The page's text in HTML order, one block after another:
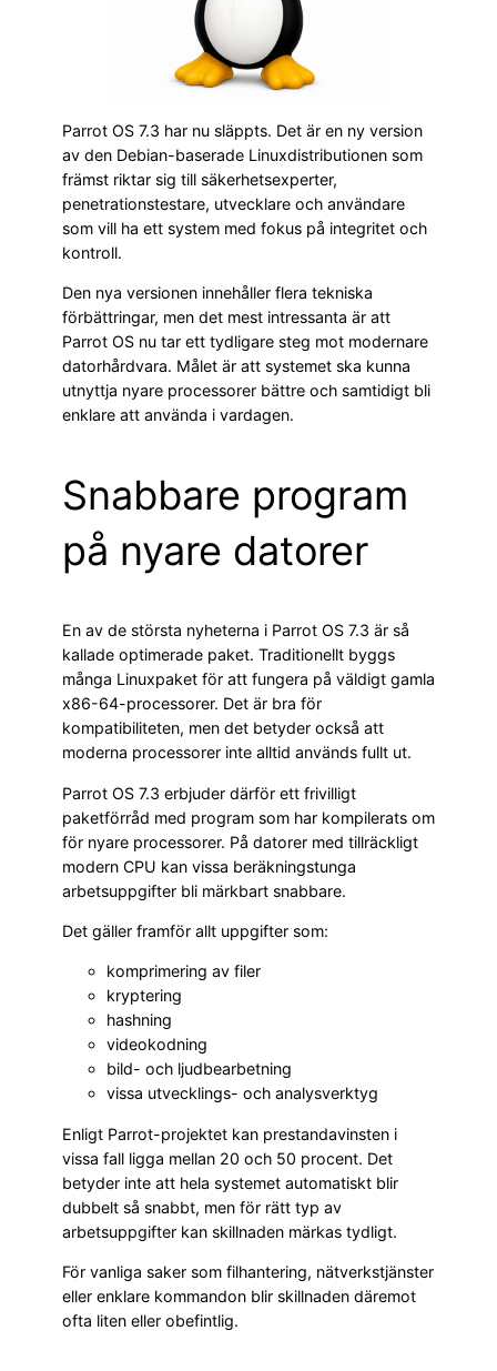
Parrot OS 7.3 har nu släppts. Det är en ny version
av den Debian-baserade Linuxdistributionen som
främst riktar sig till säkerhetsexperter,
penetrationstestare, utvecklare och användare
som vill ha ett system med fokus på integritet och
kontroll.
Den nya versionen innehåller flera tekniska
förbättringar, men det mest intressanta är att
Parrot OS nu tar ett tydligare steg mot modernare
datorhårdvara. Målet är att systemet ska kunna
utnyttja nyare processorer bättre och samtidigt bli
enklare att använda i vardagen.
Snabbare program
på nyare datorer
En av de största nyheterna i Parrot OS 7.3 är så
kallade optimerade paket. Traditionellt byggs
många Linuxpaket för att fungera på väldigt gamla
x86-64-processorer. Det är bra för
kompatibiliteten, men det betyder också att
moderna processorer inte alltid används fullt ut.
Parrot OS 7.3 erbjuder därför ett frivilligt
paketförråd med program som har kompilerats om
för nyare processorer. På datorer med tillräckligt
modern CPU kan vissa beräkningstunga
arbetsuppgifter bli märkbart snabbare.
Det gäller framför allt uppgifter som:
komprimering av filer
kryptering
hashning
videokodning
bild- och ljudbearbetning
vissa utvecklings- och analysverktyg
Enligt Parrot-projektet kan prestandavinsten i
vissa fall ligga mellan 20 och 50 procent. Det
betyder inte att hela systemet automatiskt blir
dubbelt så snabbt, men för rätt typ av
arbetsuppgifter kan skillnaden märkas tydligt.
För vanliga saker som filhantering, nätverkstjänster
eller enklare kommandon blir skillnaden däremot
ofta liten eller obefintlig.